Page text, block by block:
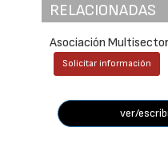
RELACIONADAS
Asociación
Solicitar información
ver/